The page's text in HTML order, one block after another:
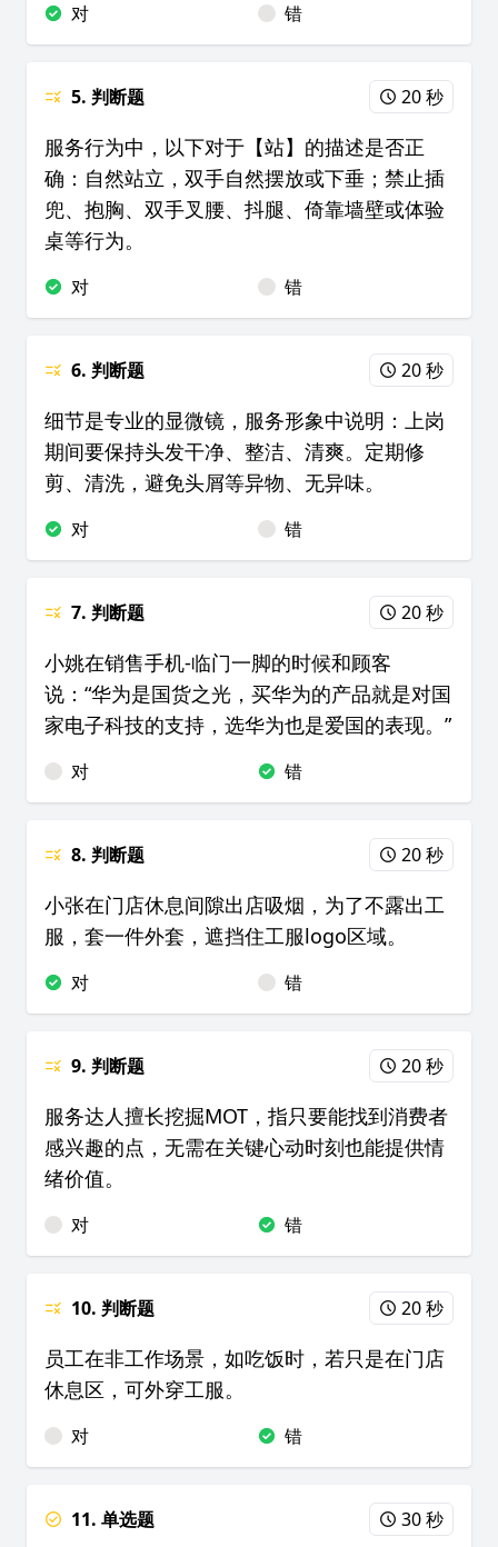
对 错
5. 判断题 20 秒
服务行为中，以下对于【站】的描述是否正
确：自然站立，双手自然摆放或下垂；禁止插
兜、抱胸、双手叉腰、抖腿、倚靠墙壁或体验
桌等行为。
对 错
6. 判断题 20 秒
细节是专业的显微镜，服务形象中说明：上岗
期间要保持头发干净、整洁、清爽。定期修
剪、清洗，避免头屑等异物、无异味。
对 错
7. 判断题 20 秒
小姚在销售手机-临门一脚的时候和顾客
说：“华为是国货之光，买华为的产品就是对国
家电子科技的支持，选华为也是爱国的表现。”
对 错
8. 判断题 20 秒
小张在门店休息间隙出店吸烟，为了不露出工
服，套一件外套，遮挡住工服logo区域。
对 错
9. 判断题 20 秒
服务达人擅长挖掘MOT，指只要能找到消费者
感兴趣的点，无需在关键心动时刻也能提供情
绪价值。
对 错
10. 判断题 20 秒
员工在非工作场景，如吃饭时，若只是在门店
休息区，可外穿工服。
对 错
11. 单选题 30 秒